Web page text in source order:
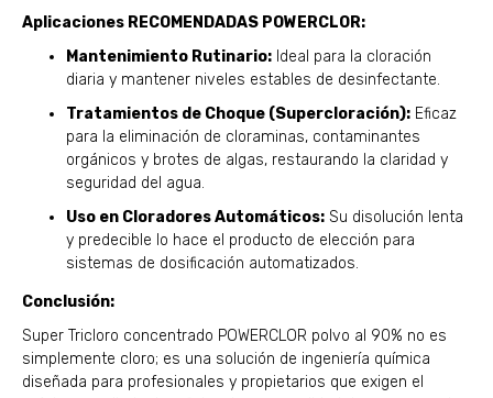
Aplicaciones RECOMENDADAS POWERCLOR:
Mantenimiento Rutinario: Ideal para la cloración
diaria y mantener niveles estables de desinfectante.
Tratamientos de Choque (Supercloración): Eficaz
para la eliminación de cloraminas, contaminantes
orgánicos y brotes de algas, restaurando la claridad y
seguridad del agua.
Uso en Cloradores Automáticos: Su disolución lenta
y predecible lo hace el producto de elección para
sistemas de dosificación automatizados.
Conclusión:
Super Tricloro concentrado POWERCLOR polvo al 90% no es
simplemente cloro; es una solución de ingeniería química
diseñada para profesionales y propietarios que exigen el